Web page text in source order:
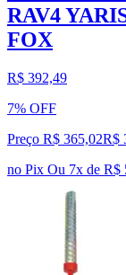
RAV4
FOX
R$ 392,49
7% OFF
Preço R$ 365,02R$
no Pix Ou 7x de R$